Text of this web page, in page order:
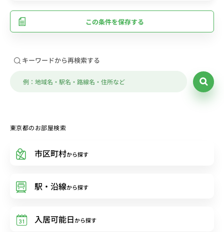
この条件を保存する
キーワードから再検索する
東京都のお部屋検索
市区町村から探す
駅・沿線から探す
入居可能日から探す